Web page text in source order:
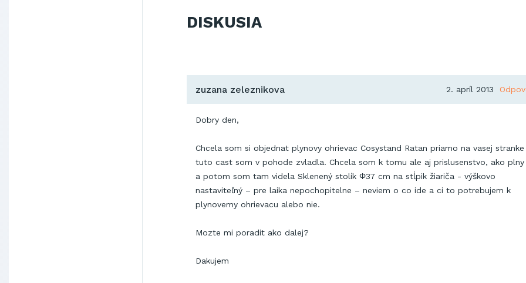
DISKUSIA
zuzana zeleznikova 2. apríl 2013
Dobry den,
Chcela som si objednat plynovy ohrievac Cosystand Ratan priamo na vasej
tuto cast som v pohode zvladla. Chcela som k tomu ale aj prislusenstvo, ako
a potom som tam videla Sklenený stolík Φ37 cm na stĺpik žiariča - výškovo
nastaviteľný – pre laika nepochopitelne – neviem o co ide a ci to potrebujem k
plynovemy ohrievacu alebo nie.
Mozte mi poradit ako dalej?
Dakujem